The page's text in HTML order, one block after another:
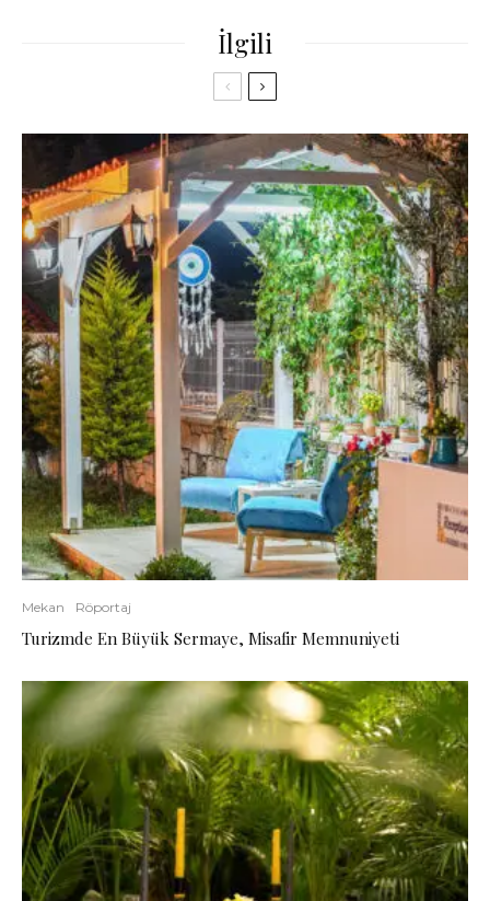
İlgili
Mekan Röportaj
Turizmde En Büyük Sermaye, Misafir Memnuniyeti